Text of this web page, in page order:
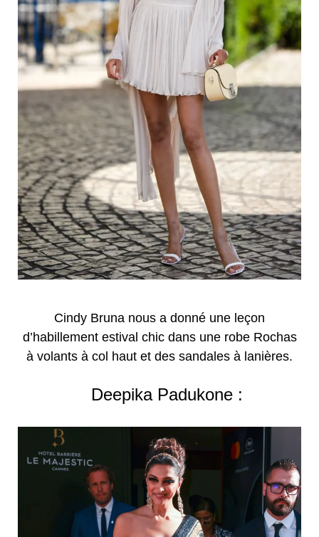
Cindy Bruna nous a donné une leçon
d’habillement estival chic dans une robe Rochas
à volants à col haut et des sandales à lanières.
Deepika Padukone :